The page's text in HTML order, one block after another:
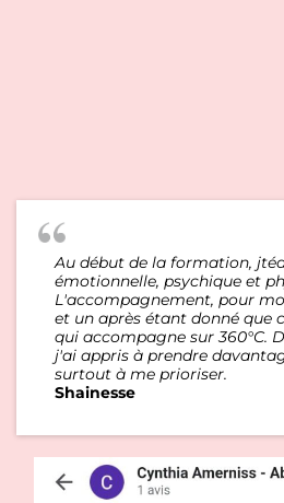
Au début de la formation,
émotionnelle, psychique et
L'accompagnement, pour
et un après étant donné que
qui accompagne sur 360°C.
j'ai appris à prendre
surtout à me prioriser.
Shainesse